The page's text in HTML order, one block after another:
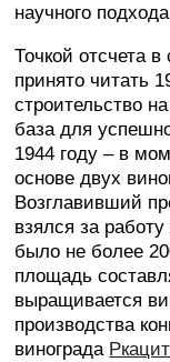
научного
Точкой отсчета
принято читать
строительство
база для
1944 году – в
основе двух
Возглавивший
взялся за
было не более
площадь
выращивается
производства
винограда